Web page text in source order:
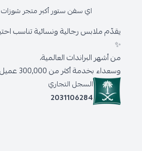
اي سفن ستور أكبر متجر شوزات
يقدّم ملابس رجالية ونسائية تناسب
✨
من أشهر البراندات العالمية،
وسعداء بخدمة أكثر من 300,000 عميل حول المملكة.
السجل التجاري
2031106284